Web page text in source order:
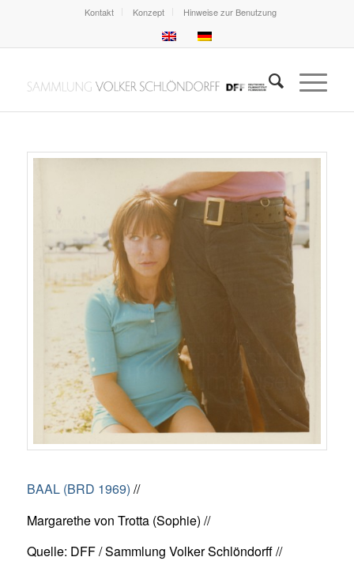
Kontakt Konzept Hinweise zur Benutzung
BAAL (BRD 1969) //
Margarethe von Trotta (Sophie) //
Quelle: DFF / Sammlung Volker Schlöndorff //